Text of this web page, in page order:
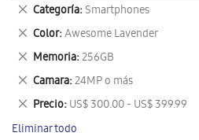
Categoría Smartphones
Eliminar
este
artículo
Color Awesome Lavender
Eliminar
este
artículo
Memoria 256GB
Eliminar
este
artículo
Camara 24MP o más
Eliminar
este
artículo
Precio US$ 300.00 - US$ 399.99
Eliminar
este
artículo
Eliminar todo